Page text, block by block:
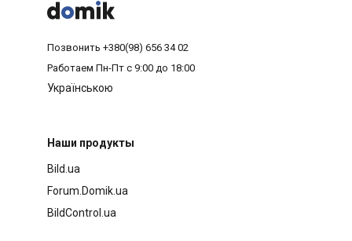



Позвонить +380(98) 656 34 02
Работаем Пн-Пт с 9:00 до 18:00
Українською
Наши продукты
Bild.ua
Forum.Domik.ua
BildControl.ua